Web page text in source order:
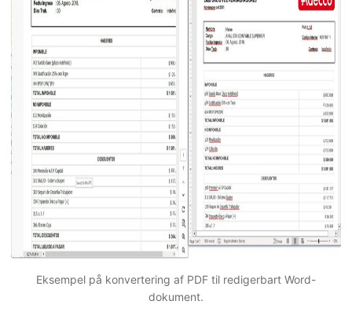
Eksempel på konvertering af PDF til redigerbart Word-
dokument.